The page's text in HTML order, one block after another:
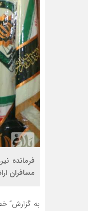
فرمانده
مسافران
به گزارش”